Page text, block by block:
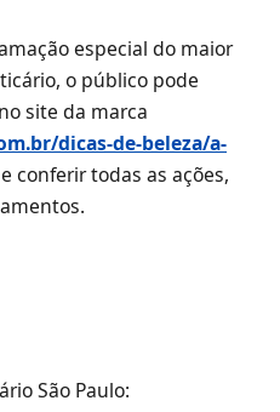
especial do maior
o público pode
site da marca
dicas-de-beleza/a-
conferir todas as ações,
São Paulo: